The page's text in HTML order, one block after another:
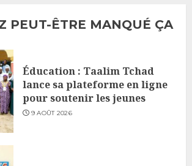
PEUT-ÊTRE MANQUÉ ÇA
Éducation : Taalim Tchad
lance sa plateforme en ligne
pour soutenir les jeunes
9 AOÛT 2026